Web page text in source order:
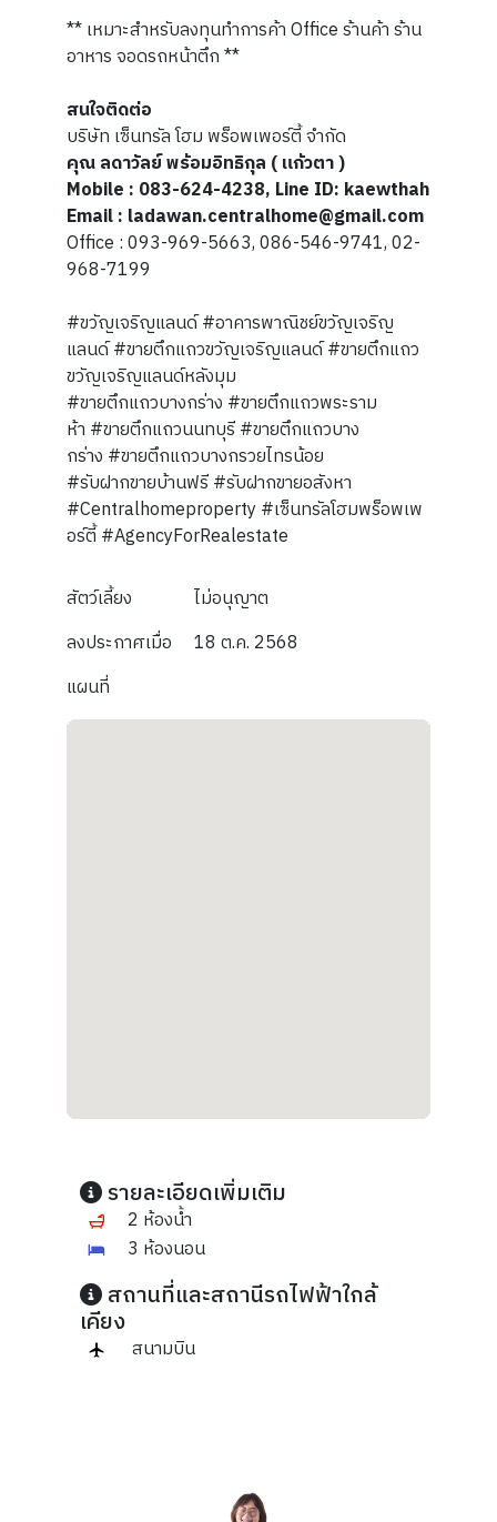
** เหมาะสำหรับลงทุนทำการค้า Office ร้านค้า ร้าน
อาหาร จอดรถหน้าตึก **
สนใจติดต่อ
บริษัท เซ็นทรัล โฮม พร็อพเพอร์ตี้ จำกัด
คุณ ลดาวัลย์ พร้อมอิทธิกุล ( แก้วตา )
Mobile : 083-624-4238, Line ID: kaewthah
Email : ladawan.centralhome@gmail.com
Office : 093-969-5663, 086-546-9741, 02-
968-7199
#ขวัญเจริญแลนด์ #อาคารพาณิชย์ขวัญเจริญ
แลนด์ #ขายตึกแถวขวัญเจริญแลนด์ #ขายตึกแถว
ขวัญเจริญแลนด์หลังมุม
#ขายตึกแถวบางกร่าง #ขายตึกแถวพระราม
ห้า #ขายตึกแถวนนทบุรี #ขายตึกแถวบาง
กร่าง #ขายตึกแถวบางกรวยไทรน้อย
#รับฝากขายบ้านฟรี #รับฝากขายอสังหา
#Centralhomeproperty #เซ็นทรัลโฮมพร็อพเพ
อร์ตี้ #AgencyForRealestate
สัตว์เลี้ยง
ไม่อนุญาต
ลงประกาศเมื่อ
18 ต.ค. 2568
แผนที่
รายละเอียดเพิ่มเติม
2 ห้องน้ำ
3 ห้องนอน
สถานที่และสถานีรถไฟฟ้าใกล้
เคียง
สนามบิน